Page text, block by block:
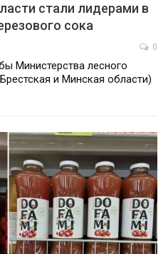
стали лидерами в
сока
0
Министерства лесного
и Минская области)